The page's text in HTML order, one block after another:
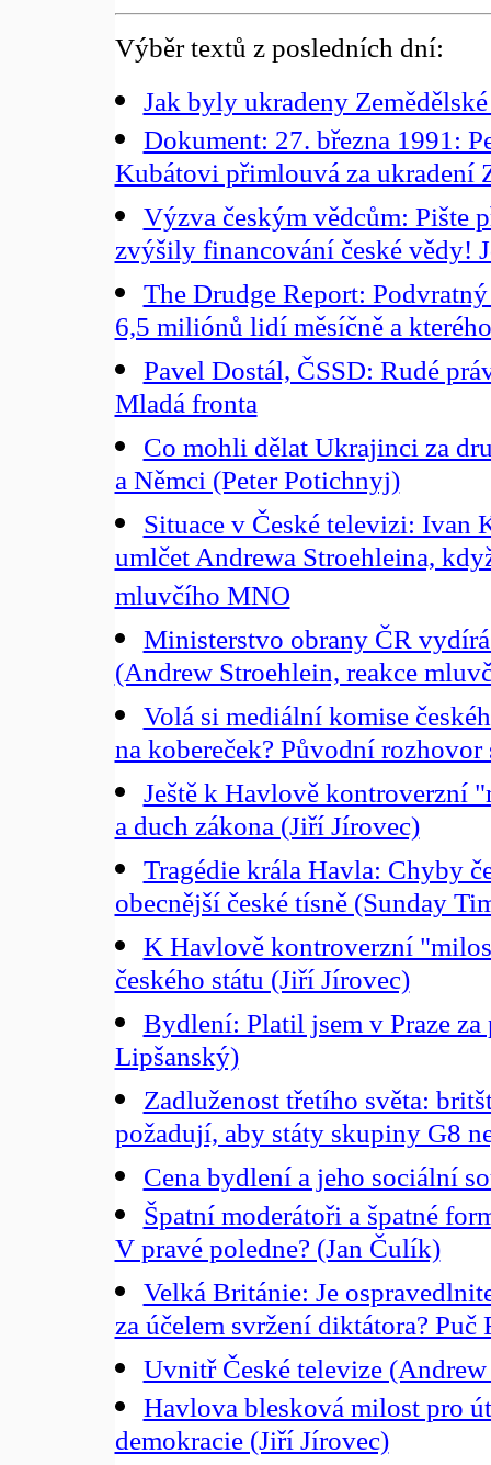
Výběr textů z posledních dní:
Jak byly ukradeny
Dokument: 27. března 1991:
Kubátovi přimlouvá za ukradení
Výzva českým vědcům: Pište
zvýšily financování české vědy!
The Drudge Report:
6,5 miliónů lidí měsíčně a
Pavel Dostál, ČSSD: Rudé
Mladá fronta
Co mohli dělat Ukrajinci za
a Němci (Peter Potichnyj)
Situace v České televizi: Ivan
umlčet Andrewa Stroehleina,
mluvčího MNO
Ministerstvo obrany ČR
(Andrew Stroehlein, reakce
Volá si mediální komise
na kobereček? Původní
Ještě k Havlově kontroverzní
a duch zákona (Jiří Jírovec)
Tragédie krála Havla: Chyby
obecnější české tísně (Sunday
K Havlově kontroverzní
českého státu (Jiří Jírovec)
Bydlení: Platil jsem v Praze
Lipšanský)
Zadluženost třetího světa:
požadují, aby státy skupiny G8
Cena bydlení a jeho sociální
Špatní moderátoři a špatné
V pravé poledne? (Jan Čulík)
Velká Británie: Je
za účelem svržení diktátora?
Uvnitř České televize
Havlova blesková milost pro
demokracie (Jiří Jírovec)